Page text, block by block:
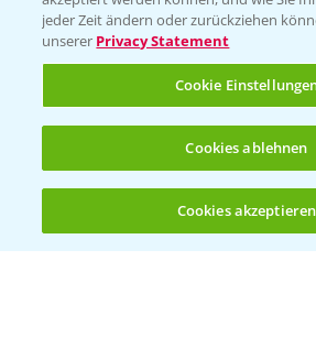
(noch 4)
Sammelstellen und Termine
Kontakt & Notfall
Beratung auf WhatsApp
+49 (0)174 346 564 1
jeder Zeit ändern oder zurückziehen
unserer Privacy Statement
Cookie
Cookies ablehnen
Cookies akzeptieren